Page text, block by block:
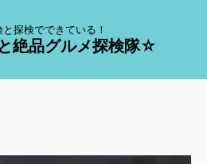
と探検でできている！
絶品グルメ探検隊☆